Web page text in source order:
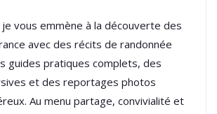
vous emmène à la découverte des
avec des récits de randonnée
guides pratiques complets, des
et des reportages photos
Au menu partage, convivialité et